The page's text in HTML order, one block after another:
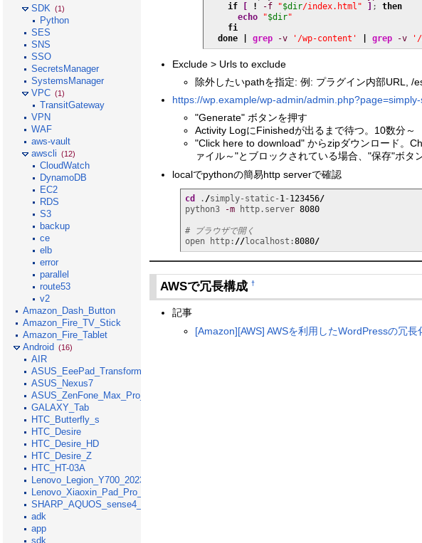
if
! -f "$dir/index.html" ; then
echo
"$dir"
fi
done
grep -v '/wp-content' grep -v '/
Exclude > Urls to exclude
除外したいpathを指定: 例: プラグイン内部URL, /
https://wp.example/wp-admin/
"Generate" ボタンを押す
Activity LogにFinishedが出るまで待つ。10数分～
"Click here to download" からzipダウンロード。
ァイル～"とブロックされている場合、"保存"ボタ
localでpythonの簡易http serverで確認
cd . /simply-static- 1- 123456/
python3
-m http.server 8080
# ブラウザで開く
open http: //localhost:8080/
AWSで冗長構成 †
記事
[Amazon][AWS] AWSを利用したWordPressの冗
SDK (1)
Python
SES
SNS
SSO
SecretsManager
SystemsManager
VPC (1)
TransitGateway
VPN
WAF
aws-vault
awscli (12)
CloudWatch
DynamoDB
EC2
RDS
S3
backup
ce
elb
error
parallel
route53
v2
Amazon_Dash_Button
Amazon_Fire_TV_Stick
Amazon_Fire_Tablet
Android (16)
AIR
ASUS_EeePad_Transformer
ASUS_Nexus7
ASUS_ZenFone_Max_Pro_M1
GALAXY_Tab
HTC_Butterfly_s
HTC_Desire
HTC_Desire_HD
HTC_Desire_Z
HTC_HT-03A
Lenovo_Legion_Y700_2023
Lenovo_Xiaoxin_Pad_Pro_GT_2025
SHARP_AQUOS_sense4_lite
adk
app
sdk